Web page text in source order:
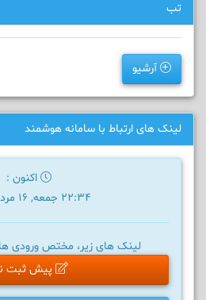
تب
آرشیو
لینک های ارتباط با سامانه هوشمند
اکنون :
22:34 جمعه, 16 مرداد 1405
لینک های زیر، مختص ورودی
پیش ثبت